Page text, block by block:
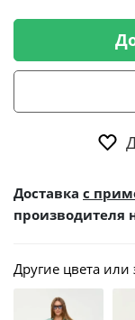
Доставка с
производителя
Другие цвета